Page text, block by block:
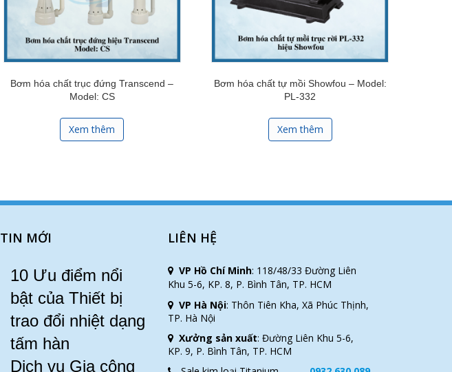
Bơm hóa chất trục đứng Transcend –
Model: CS
Xem thêm
Bơm hóa chất tự mồi Showfou – Model:
PL-332
Xem thêm
TIN MỚI
10 Ưu điểm nổi
bật của Thiết bị
trao đổi nhiệt dạng
tấm hàn
Dịch vụ Gia công
LIÊN HỆ
VP Hồ Chí Minh: 118/48/33 Đường Liên
Khu 5-6, KP. 8, P. Bình Tân, TP. HCM
VP Hà Nội: Thôn Tiên Kha, Xã Phúc Thịnh,
TP. Hà Nội
Xưởng sản xuất: Đường Liên Khu 5-6,
KP. 9, P. Bình Tân, TP. HCM